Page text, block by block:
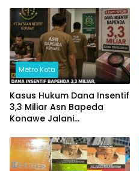
hingga Ketahanan Pangan
Metro Kota
Kasus Hukum Dana Insentif
3,3 Miliar Asn Bapeda
Konawe Jalani